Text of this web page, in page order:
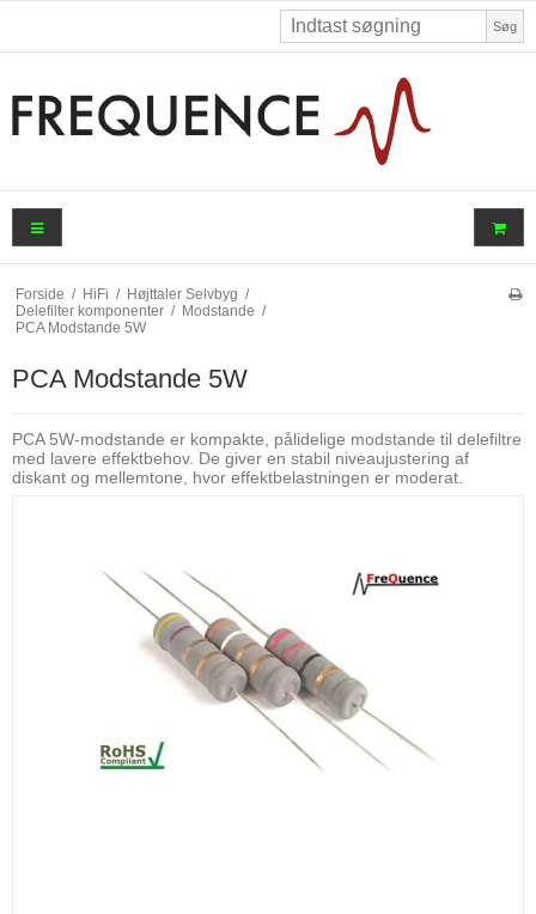
Søg
Forside / HiFi / Højttaler Selvbyg /
Delefilter komponenter / Modstande /
PCA Modstande 5W
PCA Modstande 5W
PCA 5W-modstande er kompakte, pålidelige modstande til delefiltre
med lavere effektbehov. De giver en stabil niveaujustering af
diskant og mellemtone, hvor effektbelastningen er moderat.